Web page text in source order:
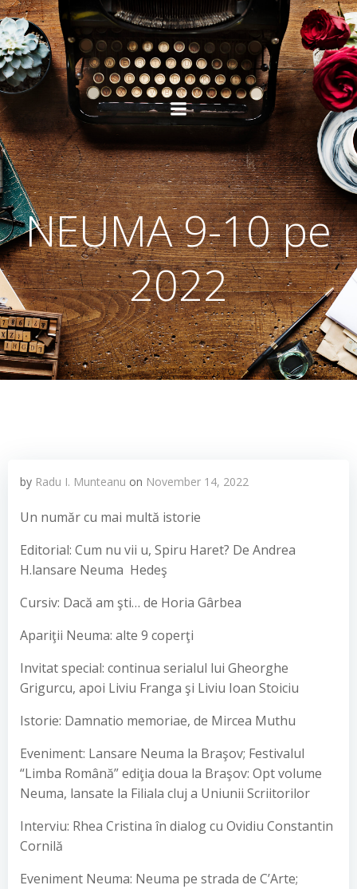
to
content
NEUMA 9-10 pe
2022
by Radu I. Munteanu on November 14, 2022
Un număr cu mai multă istorie
Editorial: Cum nu vii u, Spiru Haret? De Andrea
H.lansare Neuma Hedeş
Cursiv: Dacă am şti… de Horia Gârbea
Apariţii Neuma: alte 9 coperţi
Invitat special: continua serialul lui Gheorghe
Grigurcu, apoi Liviu Franga şi Liviu Ioan Stoiciu
Istorie: Damnatio memoriae, de Mircea Muthu
Eveniment: Lansare Neuma la Braşov; Festivalul
“Limba Română” ediţia doua la Braşov: Opt volume
Neuma, lansate la Filiala cluj a Uniunii Scriitorilor
Interviu: Rhea Cristina în dialog cu Ovidiu Constantin
Cornilă
Eveniment Neuma: Neuma pe strada de C’Arte;